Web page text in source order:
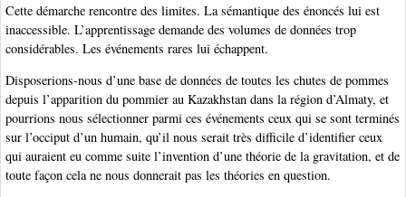
Cette démarche rencontre des limites. La sémantique des énoncés lui est
inaccessible. L’apprentissage demande des volumes de données trop
considérables. Les événements rares lui échappent.
Disposerions-nous d’une base de données de toutes les chutes de pommes
depuis l’apparition du pommier au Kazakhstan dans la région d’Almaty, et
pourrions nous sélectionner parmi ces événements ceux qui se sont terminés
sur l’occiput d’un humain, qu’il nous serait très difficile d’identifier ceux
qui auraient eu comme suite l’invention d’une théorie de la gravitation, et de
toute façon cela ne nous donnerait pas les théories en question.